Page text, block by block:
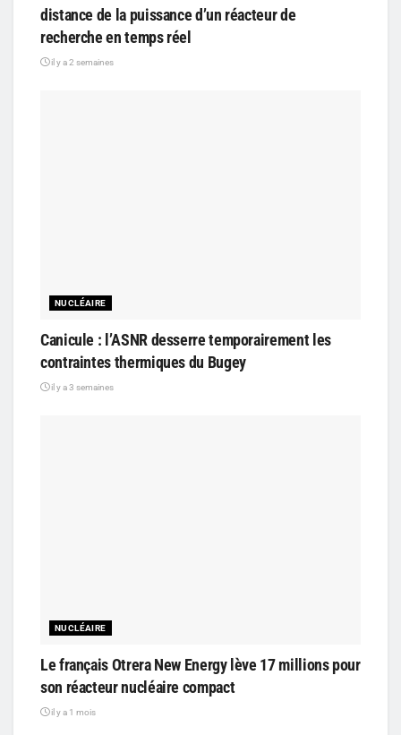
distance de la puissance d’un réacteur de
recherche en temps réel
il y a 2 semaines
NUCLÉAIRE
Canicule : l’ASNR desserre temporairement les
contraintes thermiques du Bugey
il y a 3 semaines
NUCLÉAIRE
Le français Otrera New Energy lève 17 millions pour
son réacteur nucléaire compact
il y a 1 mois